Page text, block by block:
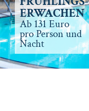
ERWACHEN
Ab 131 Euro
pro Person und
Nacht